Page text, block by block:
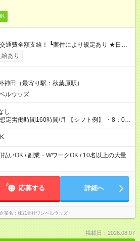
り） ┗働いたその日に現金GET♪ お仕事後はコ
分を引き落とせます！ 【試用期間】試
あり
神田（最寄り駅：秋葉原駅）
ルウッズ
し
間160時間/月 【シフト例】 ・8：00
払いOK / 副業・WワークOK / 10名以上の大量
応募する 詳細へ
業名 株式会社ワンベルウッズ
掲載日：2026.08.07